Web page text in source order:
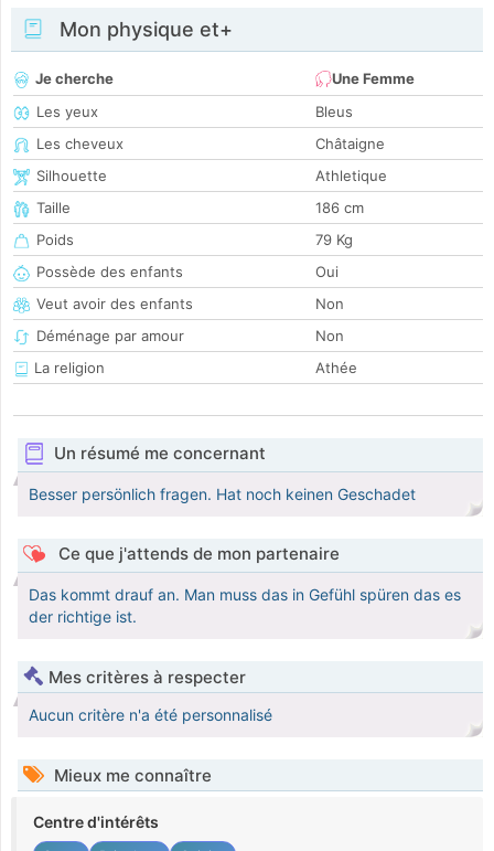
Mon physique et+
Je cherche
Une Femme
Les yeux
Bleus
Les cheveux
Châtaigne
Silhouette
Athletique
Taille
186 cm
Poids
79 Kg
Possède des enfants
Oui
Veut avoir des enfants
Non
Déménage par amour
Non
La religion
Athée
Un résumé me concernant
Besser persönlich fragen. Hat noch keinen Geschadet
Ce que j'attends de mon partenaire
Das kommt drauf an. Man muss das in Gefühl spüren das es
der richtige ist.
Mes critères à respecter
Aucun critère n'a été personnalisé
Mieux me connaître
Centre d'intérêts